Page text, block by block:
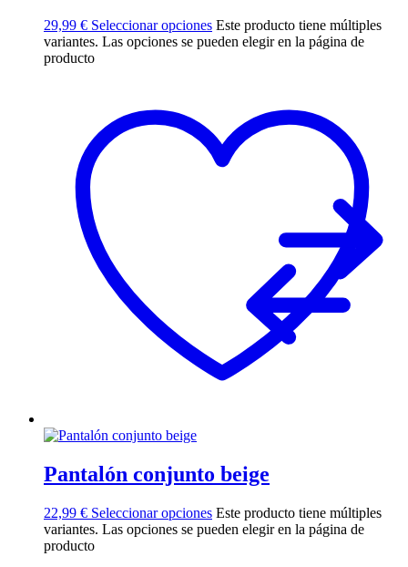
29,99 € Seleccionar opciones Este producto tiene múltiples
variantes. Las opciones se pueden elegir en la página de
producto
Pantalón conjunto beige
22,99 € Seleccionar opciones Este producto tiene múltiples
variantes. Las opciones se pueden elegir en la página de
producto